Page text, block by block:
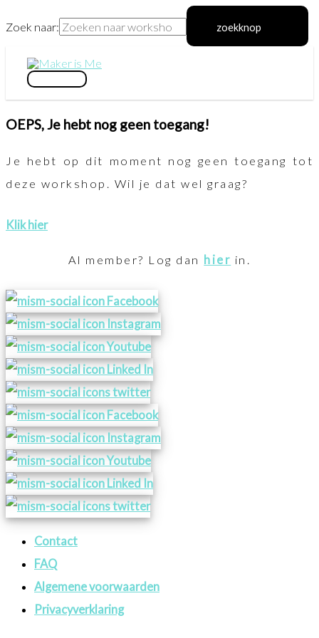
Zoek naar: zoekknop
de
inhoud
hoofdmenu
OEPS, Je hebt nog geen toegang!
Je hebt op dit moment nog geen toegang tot
deze workshop. Wil je dat wel graag?
Klik hier
Al member? Log dan hier in.
Contact
FAQ
Algemene voorwaarden
Privacyverklaring